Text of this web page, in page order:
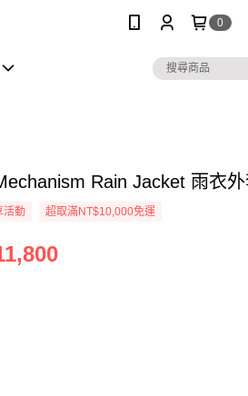
0
Rain Jacket 雨衣
活動 超取滿NT$10,000免運